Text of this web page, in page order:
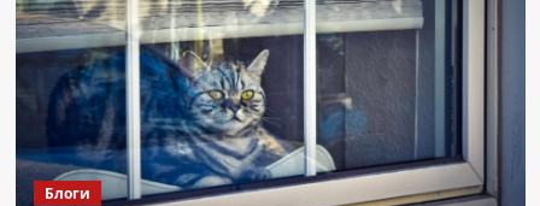
2
добу.
3
Область
Громадянина Грузії видворили з
України після звільнення з колонії
Блоги